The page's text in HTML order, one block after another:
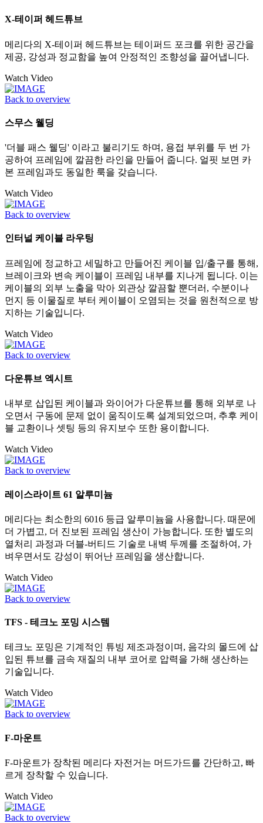
X-테이퍼 헤드튜브
메리다의 X-테이퍼 헤드튜브는 테이퍼드 포크를 위한 공간을
제공, 강성과 정교함을 높여 안정적인 조향성을 끌어냅니다.
Watch Video
Back to overview
스무스 웰딩
'더블 패스 웰딩' 이라고 불리기도 하며, 용접 부위를 두 번 가
공하여 프레임에 깔끔한 라인을 만들어 줍니다. 얼핏 보면 카
본 프레임과도 동일한 룩을 갖습니다.
Watch Video
Back to overview
인터널 케이블 라우팅
프레임에 정교하고 세밀하고 만들어진 케이블 입/출구를 통해,
브레이크와 변속 케이블이 프레임 내부를 지나게 됩니다. 이는
케이블의 외부 노출을 막아 외관상 깔끔할 뿐더러, 수분이나
먼지 등 이물질로 부터 케이블이 오염되는 것을 원천적으로 방
지하는 기술입니다.
Watch Video
Back to overview
다운튜브 엑시트
내부로 삽입된 케이블과 와이어가 다운튜브를 통해 외부로 나
오면서 구동에 문제 없이 움직이도록 설계되었으며, 추후 케이
블 교환이나 셋팅 등의 유지보수 또한 용이합니다.
Watch Video
Back to overview
레이스라이트 61 알루미늄
메리다는 최소한의 6016 등급 알루미늄을 사용합니다. 때문에
더 가볍고, 더 진보된 프레임 생산이 가능합니다. 또한 별도의
열처리 과정과 더블-버티드 기술로 내벽 두께를 조절하여, 가
벼우면서도 강성이 뛰어난 프레임을 생산합니다.
Watch Video
Back to overview
TFS - 테크노 포밍 시스템
테크노 포밍은 기계적인 튜빙 제조과정이며, 음각의 몰드에 삽
입된 튜브를 금속 재질의 내부 코어로 압력을 가해 생산하는
기술입니다.
Watch Video
Back to overview
F-마운트
F-마운트가 장착된 메리다 자전거는 머드가드를 간단하고, 빠
르게 장착할 수 있습니다.
Watch Video
Back to overview